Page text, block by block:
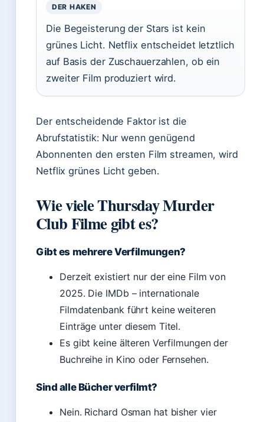
DER HAKEN
Die Begeisterung der Stars ist kein
grünes Licht. Netflix entscheidet letztlich
auf Basis der Zuschauerzahlen, ob ein
zweiter Film produziert wird.
Der entscheidende Faktor ist die
Abrufstatistik: Nur wenn genügend
Abonnenten den ersten Film streamen, wird
Netflix grünes Licht geben.
Wie viele Thursday Murder
Club Filme gibt es?
Gibt es mehrere Verfilmungen?
Derzeit existiert nur der eine Film von
2025. Die IMDb – internationale
Filmdatenbank führt keine weiteren
Einträge unter diesem Titel.
Es gibt keine älteren Verfilmungen der
Buchreihe in Kino oder Fernsehen.
Sind alle Bücher verfilmt?
Nein. Richard Osman hat bisher vier